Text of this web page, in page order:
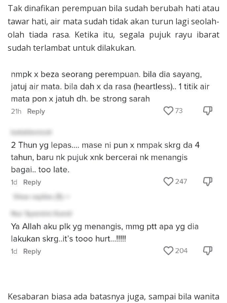
Tak dinafikan perempuan bila sudah berubah hati atau
tawar hati, air mata sudah tidak akan turun lagi seolah-
olah tiada rasa. Ketika itu, segala pujuk rayu ibarat
sudah terlambat untuk dilakukan.
Kesabaran biasa ada batasnya juga, sampai bila wanita